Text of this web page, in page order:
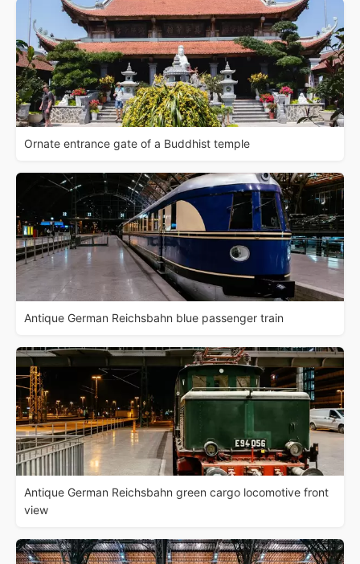
Ornate entrance gate of a Buddhist temple
Antique German Reichsbahn blue passenger train
Antique German Reichsbahn green cargo locomotive front
view